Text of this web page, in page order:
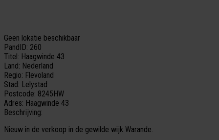
Geen lokatie beschikbaar
PandID: 260
Titel: Haagwinde 43
Land: Nederland
Regio: Flevoland
Stad: Lelystad
Postcode: 8245HW
Adres: Haagwinde 43
Beschrijving:
Nieuw in de verkoop in de gewilde wijk Warande.